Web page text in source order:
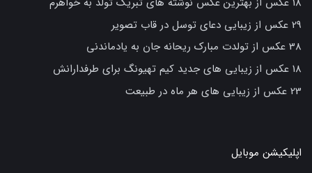
29 عکس از زیبایی دعای توسل در قاب تصویر
38 عکس از تولدت مبارک ریحانه جان به یادماندنی
18 عکس از زیبایی های جدید کیم تهیونگ برای طرفدارانش
23 عکس از زیبایی های هر ماه در طبیعت
اپلیکیشن موبایل